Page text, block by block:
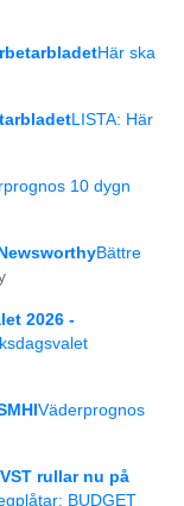
Här ska
LISTA: Här
10 dygn
Bättre
2026 -
Väderprognos
rullar nu på
BUDGET